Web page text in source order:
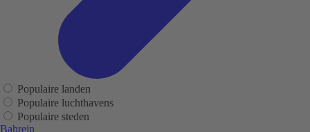
Populaire landen
Populaire luchthavens
Populaire steden
Bahrein